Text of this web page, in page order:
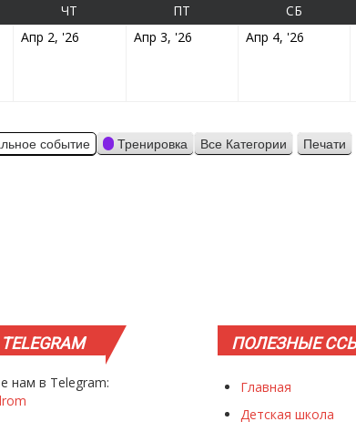
ЧТ ПТ СБСУББОТА
Апр 2, '26 02.04.2026Апр 3, '26 03.04.2026Апр 4, '26
событие Тренировка Все Категории Печати
нам в Telegram:
ПОЛЕЗНЫЕ
Главная
Детская школа